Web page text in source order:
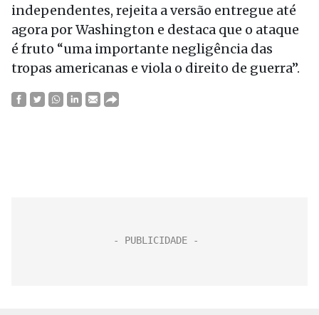
independentes, rejeita a versão entregue até
agora por Washington e destaca que o ataque
é fruto “uma importante negligência das
tropas americanas e viola o direito de guerra”.